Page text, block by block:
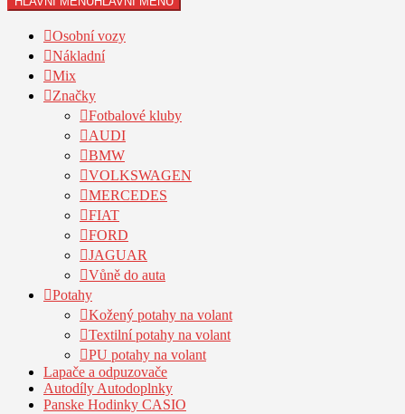
Osobní vozy
Nákladní
Mix
Značky
Fotbalové kluby
AUDI
BMW
VOLKSWAGEN
MERCEDES
FIAT
FORD
JAGUAR
Vůně do auta
Potahy
Kožený potahy na volant
Textilní potahy na volant
PU potahy na volant
Lapače a odpuzovače
Autodíly Autodoplnky
Panske Hodinky CASIO